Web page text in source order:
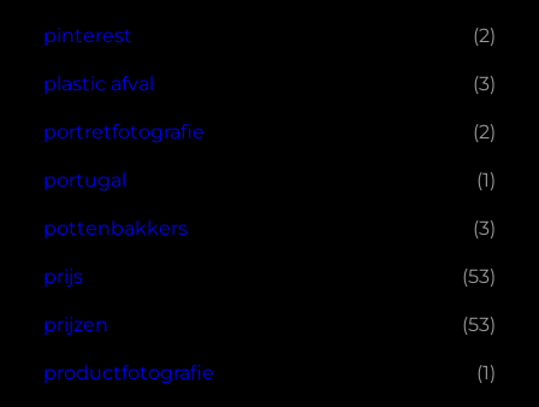
pinterest (2)
plastic afval (3)
portretfotografie (2)
portugal (1)
pottenbakkers (3)
prijs (53)
prijzen (53)
productfotografie (1)